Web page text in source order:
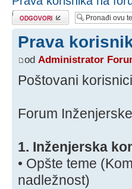
Odgovori
Prava
od Administrator
Poštovani
Forum
1. Inženjerska
• Opšte teme
nadležnost)